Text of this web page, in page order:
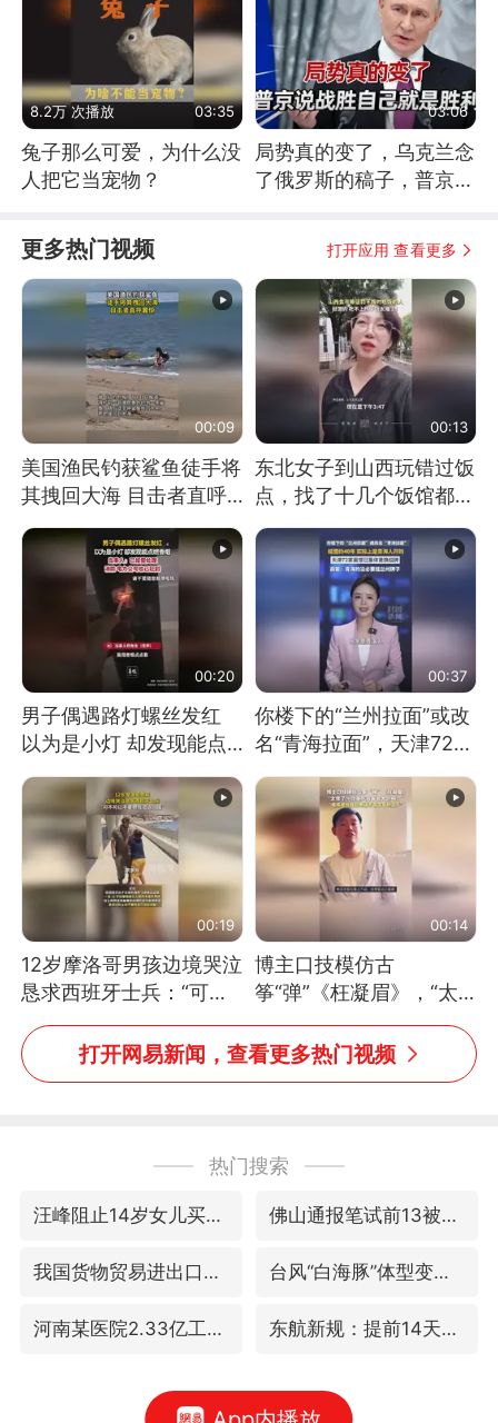
8.2万 次播放 03:35
兔子那么可爱，为什么没
人把它当宠物？
03:06
局势真的变了，乌克兰念
了俄罗斯的稿子，普京说
更多热门视频 打开应用 查看更多
00:09
美国渔民钓获鲨鱼徒手将
其拽回大海 目击者直呼
震惊 （视频来源：参考
消息）
00:13
东北女子到山西玩错过饭
点，找了十几个饭馆都没
开门：午休到几点
00:20
男子偶遇路灯螺丝发红
以为是小灯 却发现能点
燃香烟 当事人：已报警
处理
00:37
你楼下的“兰州拉面”或改
名“青海拉面”，天津72家
面馆已集体更换招牌
00:19
12岁摩洛哥男孩边境哭泣
恳求西班牙士兵：“可不
可以不要把我遣返回国”
00:14
博主口技模仿古
筝“弹”《枉凝眉》，“太
像了～你是吃古筝长大的
吗？”“或将成为首位考级
不带古筝的选手。”（来
打开网易新闻，查看更多热门视频
热门搜索
汪峰阻止14岁女儿买大牌 佛山通报笔试前13被淘汰后5名进体检
我国货物贸易进出口超30万亿元 台风“白海豚”体型变大！环流面积接近13个浙江那么大
河南某医院2.33亿工程串标案细节披露 东航新规：提前14天可免费退改签